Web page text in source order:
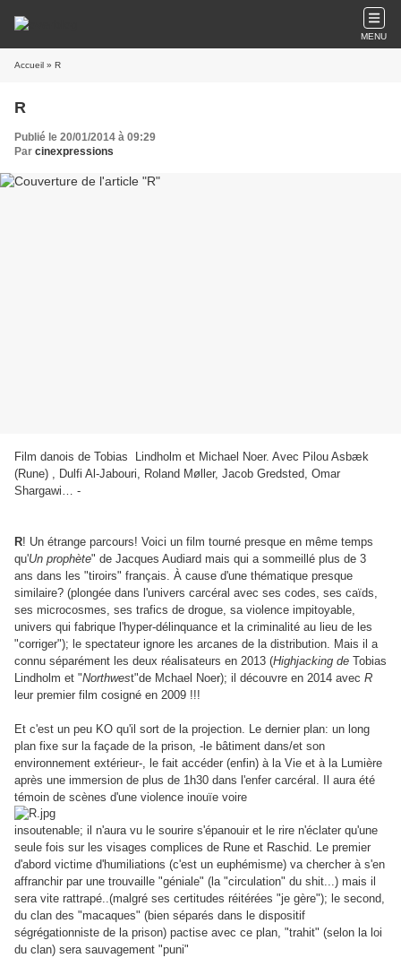
MENU
Accueil » R
R
Publié le 20/01/2014 à 09:29
Par cinexpressions
Film danois de Tobias Lindholm et Michael Noer. Avec Pilou Asbæk
(Rune) , Dulfi Al-Jabouri, Roland Møller, Jacob Gredsted, Omar
Shargawi… -
R! Un étrange parcours! Voici un film tourné presque en même temps
qu'Un prophète" de Jacques Audiard mais qui a sommeillé plus de 3
ans dans les "tiroirs" français. À cause d'une thématique presque
similaire? (plongée dans l'univers carcéral avec ses codes, ses caïds,
ses microcosmes, ses trafics de drogue, sa violence impitoyable,
univers qui fabrique l'hyper-délinquance et la criminalité au lieu de les
"corriger"); le spectateur ignore les arcanes de la distribution. Mais il a
connu séparément les deux réalisateurs en 2013 (Highjacking de Tobias
Lindholm et "Northwest"de Mchael Noer); il découvre en 2014 avec R
leur premier film cosigné en 2009 !!!
Et c'est un peu KO qu'il sort de la projection. Le dernier plan: un long
plan fixe sur la façade de la prison, -le bâtiment dans/et son
environnement extérieur-, le fait accéder (enfin) à la Vie et à la Lumière
après une immersion de plus de 1h30 dans l'enfer carcéral. Il aura été
témoin de scènes d'une violence inouïe voire
insoutenable; il n'aura vu le sourire s'épanouir et le rire n'éclater qu'une
seule fois sur les visages complices de Rune et Raschid. Le premier
d'abord victime d'humiliations (c'est un euphémisme) va chercher à s'en
affranchir par une trouvaille "géniale" (la "circulation" du shit...) mais il
sera vite rattrapé..(malgré ses certitudes réitérées "je gère"); le second,
du clan des "macaques" (bien séparés dans le dispositif
ségrégationniste de la prison) pactise avec ce plan, "trahit" (selon la loi
du clan) sera sauvagement "puni"